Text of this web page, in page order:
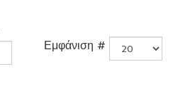
Εμφάνιση #